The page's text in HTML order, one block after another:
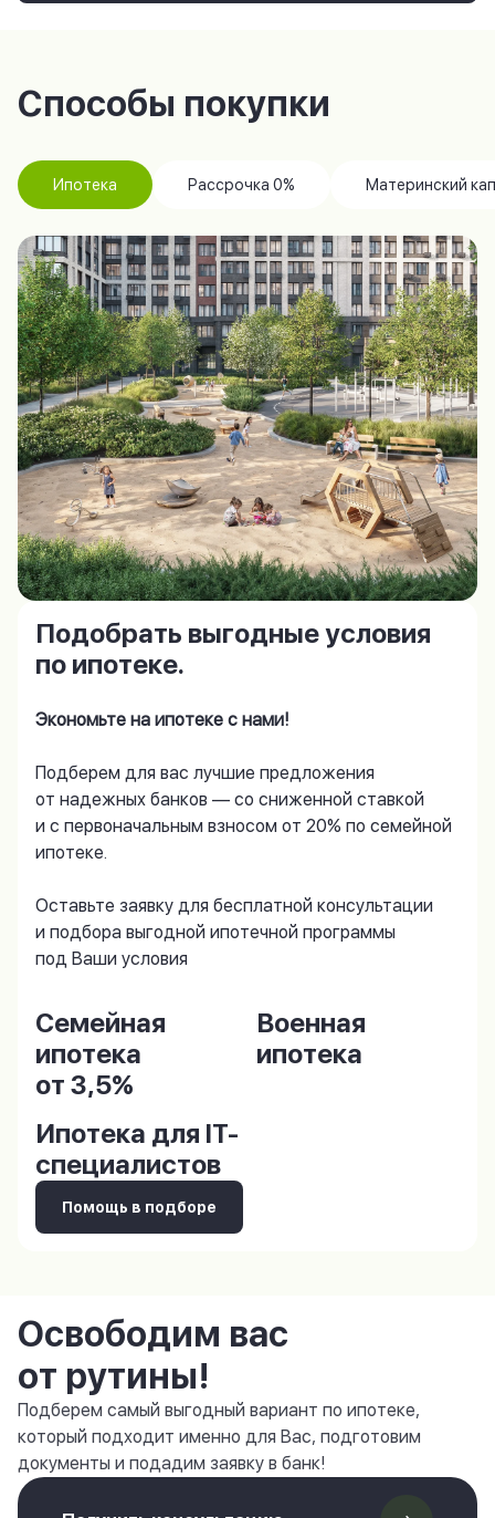
Способы покупки
Ипотека Рассрочка 0% Материнский
Подобрать выгодные условия
по ипотеке.
Экономьте на ипотеке с нами!
Подберем для вас лучшие предложения
от надежных банков — со сниженной ставкой
и с первоначальным взносом от 20% по семейной
ипотеке.
Оставьте заявку для бесплатной консультации
и подбора выгодной ипотечной программы
под Ваши условия
Семейная
ипотека
от 3,5%
Военная
ипотека
Ипотека для IT-
специалистов
Помощь в подборе
Освободим вас
от рутины!
Подберем самый выгодный вариант по ипотеке,
который подходит именно для Вас, подготовим
документы и подадим заявку в банк!